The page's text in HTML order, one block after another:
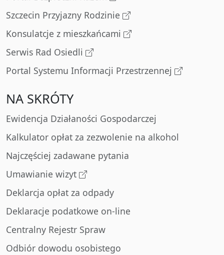
Szczecin Przyjazny Rodzinie
Konsulatcje z mieszkańcami
Serwis Rad Osiedli
Portal Systemu Informacji Przestrzennej
NA SKRÓTY
Ewidencja Działaności Gospodarczej
Kalkulator opłat za zezwolenie na alkohol
Najczęściej zadawane pytania
Umawianie wizyt
Deklarcja opłat za odpady
Deklaracje podatkowe on-line
Centralny Rejestr Spraw
Odbiór dowodu osobistego